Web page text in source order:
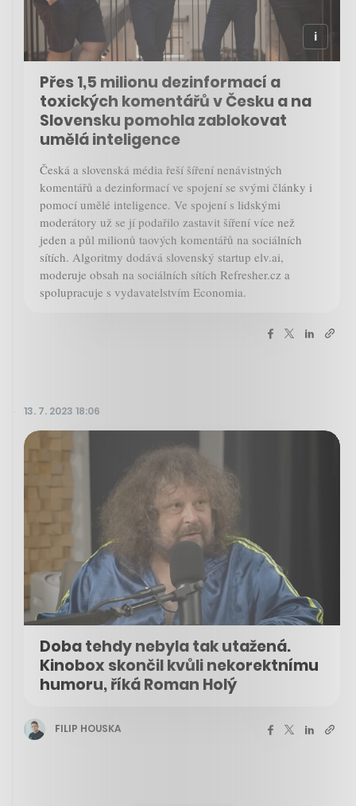
Přes 1,5 milionu dezinformací a
toxických komentářů v Česku a na
Slovensku pomohla zablokovat
umělá inteligence
Česká a slovenská média řeší šíření nenávistných
komentářů a dezinformací ve spojení se svými články i
pomocí umělé inteligence. Ve spojení s lidskými
moderátory už se jí podařilo zastavit šíření více než
jeden a půl milionů taových komentářů na sociálních
sítích. Algoritmy dodává slovenský startup elv.ai,
moderuje obsah na sociálních sítích Refresher.cz a
spolupracuje s vydavatelstvím Economia.
13. 7. 2023 18:06
Doba tehdy nebyla tak utažená.
Kinobox skončil kvůli nekorektnímu
humoru, říká Roman Holý
FILIP HOUSKA